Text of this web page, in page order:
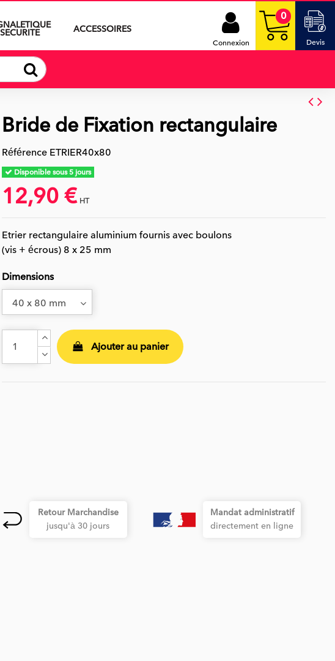
SECURITE
ACCESSOIRES
Connexion
0
Devis
Bride de Fixation rectangulaire
Référence ETRIER40x80
Disponible sous 5 jours
12,90 € HT
Etrier rectangulaire aluminium fournis avec boulons
(vis + écrous) 8 x 25 mm
Dimensions
Ajouter au panier
Retour Marchandise
jusqu'à 30 jours
Mandat administratif
directement en ligne